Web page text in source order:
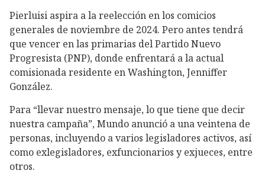
Pierluisi aspira a la reelección en los comicios
generales de noviembre de 2024. Pero antes tendrá
que vencer en las primarias del Partido Nuevo
Progresista (PNP), donde enfrentará a la actual
comisionada residente en Washington, Jenniffer
González.
Para “llevar nuestro mensaje, lo que tiene que decir
nuestra campaña”, Mundo anunció a una veintena de
personas, incluyendo a varios legisladores activos, así
como exlegisladores, exfuncionarios y exjueces, entre
otros.